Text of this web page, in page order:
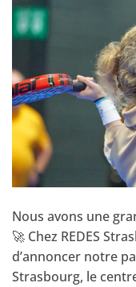
Nous avons une
🚀 Chez REDES
d’annoncer notre
Strasbourg, le